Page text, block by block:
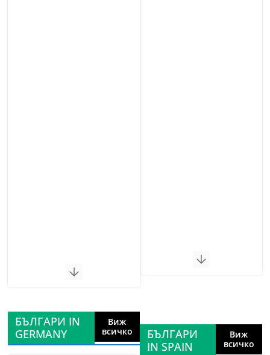
БЪЛГАРИ IN
GERMANY
Виж
всичко
БЪЛГАРИ
IN SPAIN
Виж
всичко